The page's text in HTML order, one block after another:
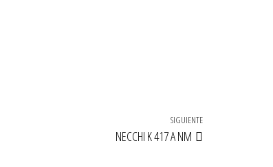
Siguiente entrada
SIGUIENTE
NECCHI K 417 A NM